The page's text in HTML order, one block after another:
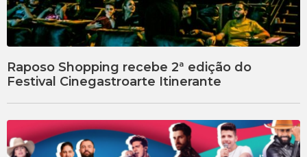
Raposo Shopping recebe 2ª edição do
Festival Cinegastroarte Itinerante